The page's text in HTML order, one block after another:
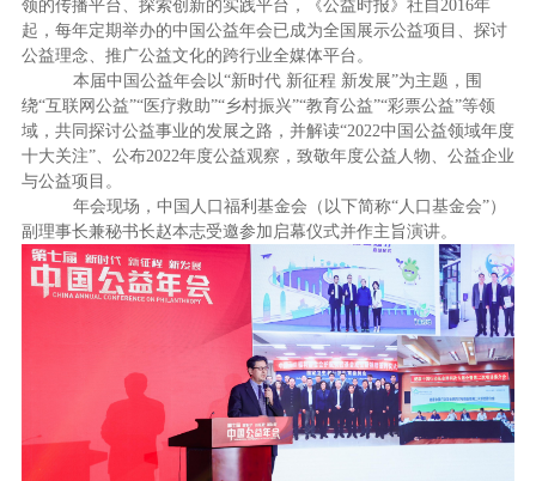
领的传播平台、探索创新的实践平台，《公益时报》社自2016年
起，每年定期举办的中国公益年会已成为全国展示公益项目、探讨
公益理念、推广公益文化的跨行业全媒体平台。
本届中国公益年会以“新时代 新征程 新发展”为主题，围
绕“互联网公益”“医疗救助”“乡村振兴”“教育公益”“彩票公益”等领
域，共同探讨公益事业的发展之路，并解读“2022中国公益领域年度
十大关注”、公布2022年度公益观察，致敬年度公益人物、公益企业
与公益项目。
年会现场，中国人口福利基金会（以下简称“人口基金会”）
副理事长兼秘书长赵本志受邀参加启幕仪式并作主旨演讲。